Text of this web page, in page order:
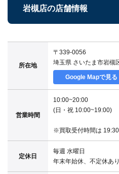
岩槻店の店舗情報
所在地
〒339-0056
埼玉県 さいたま市岩槻
Google Mapで見る
営業時間
10:00~20:00
(日・祝 10:00~19:00)
※買取受付時間は
定休日
毎週 水曜日
年末年始休、不定休あり